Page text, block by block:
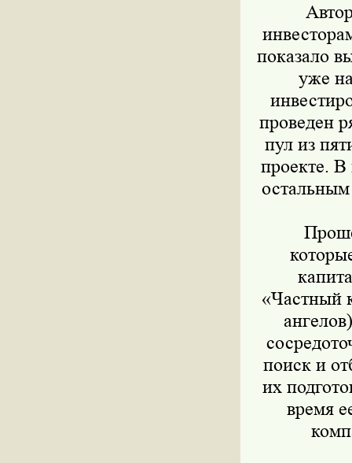
показало
уже
проведен
пул из
проекте. В
«Частный
поиск и
их
время